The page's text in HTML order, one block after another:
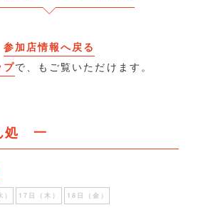
参加店情報へ戻る
プで、もご覧いただけます。
処 一
17日（木） 18日（金）